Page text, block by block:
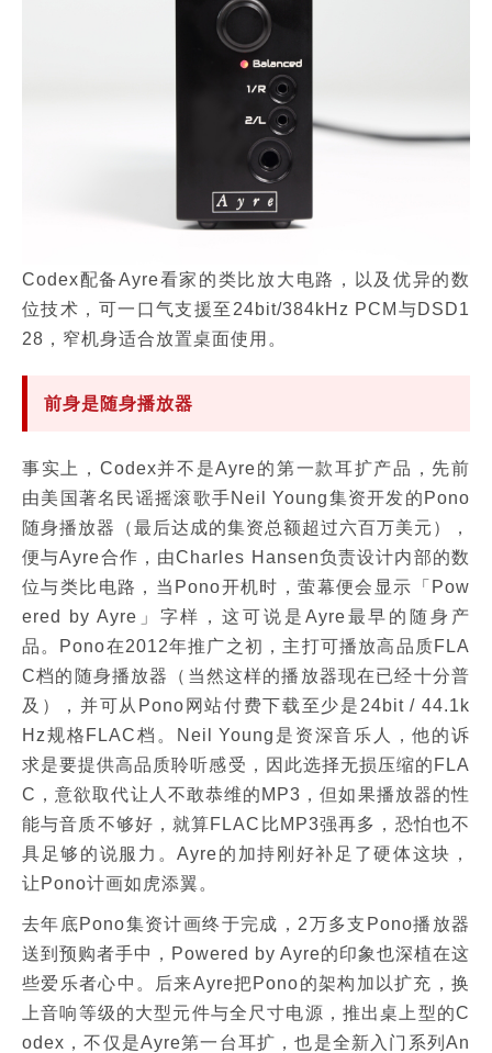
Codex配备Ayre看家的类比放大电路，以及优异的数
位技术，可一口气支援至24bit/384kHz PCM与DSD1
28，窄机身适合放置桌面使用。
前身是随身播放器
事实上，Codex并不是Ayre的第一款耳扩产品，先前
由美国著名民谣摇滚歌手Neil Young集资开发的Pono
随身播放器（最后达成的集资总额超过六百万美元），
便与Ayre合作，由Charles Hansen负责设计内部的数
位与类比电路，当Pono开机时，萤幕便会显示「Pow
ered by Ayre」字样，这可说是Ayre最早的随身产
品。Pono在2012年推广之初，主打可播放高品质FLA
C档的随身播放器（当然这样的播放器现在已经十分普
及），并可从Pono网站付费下载至少是24bit / 44.1k
Hz规格FLAC档。Neil Young是资深音乐人，他的诉
求是要提供高品质聆听感受，因此选择无损压缩的FLA
C，意欲取代让人不敢恭维的MP3，但如果播放器的性
能与音质不够好，就算FLAC比MP3强再多，恐怕也不
具足够的说服力。Ayre的加持刚好补足了硬体这块，
让Pono计画如虎添翼。
去年底Pono集资计画终于完成，2万多支Pono播放器
送到预购者手中，Powered by Ayre的印象也深植在这
些爱乐者心中。后来Ayre把Pono的架构加以扩充，换
上音响等级的大型元件与全尺寸电源，推出桌上型的C
odex，不仅是Ayre第一台耳扩，也是全新入门系列An